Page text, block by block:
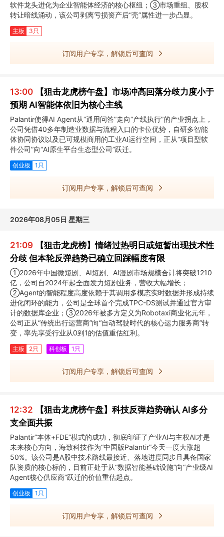
软件龙头进化为企业智能体经济的核心枢纽；③市场重组、股权
转让暗线涌动，该公司剥离亏损资产后“壳”属性进一步凸显。
主板 3只
订阅用户专享，解锁后可查阅
13:00
【狙击龙虎榜午盘】市场冲高回落分歧力度小于
预期 AI智能体依旧为核心主线
Palantir使得AI Agent从“通用问答”走向“产线执行”的产业拐点上，
公司凭借40多年制造业数据与流程入口的卡位优势，自研多智能
体协同协议以及已可规模商用的工业AI运行空间，正从“项目型软
件公司”向“AI原生平台生态型公司”跃迁。
创业板 1只
订阅用户专享，解锁后可查阅
2026年08月05日 星期三
21:09
【狙击龙虎榜】情绪过热明日或短暂出现技术性
分歧 但本轮反弹趋势已确立回踩幅度有限
①2026年中国微短剧、AI短剧、AI漫剧市场规模合计将突破1210
亿，公司自2024年起全面发力短剧业务，营收大幅增长；
②Agent的智能程度高度依赖于其调用多模态实时数据并形成持续
进化闭环的能力，公司是全球首个完成TPC-DS测试并通过官方审
计的数据库企业；③2026年被多方定义为Robotaxi商业化元年，
公司正从“传统出行运营商”向“自动驾驶时代的核心运力服务商”转
变，率先享受行业从0到1的估值重估红利。
主板 2只 科创板 1只
订阅用户专享，解锁后可查阅
12:32
【狙击龙虎榜午盘】科技反弹趋势确认 AI多分
支全面共振
Palantir“本体+FDE”模式的成功，彻底印证了产业AI与主权AI才是
未来核心方向，海致科技作为“中国版Palantir”今天一度大涨超
50%。该公司是A股中技术路线最接近、落地进度同步且具备国家
队资质的核心标的，目前正处于从“数据智能基础设施”向“产业级AI
Agent核心供应商”跃迁的价值重估起点。
创业板 1只
订阅用户专享，解锁后可查阅